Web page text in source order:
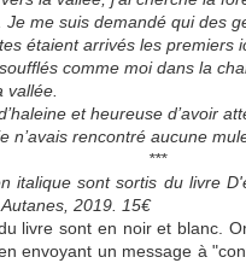
Je me suis demandé qui des
étaient arrivés les premiers
comme moi dans la
vallée.
et heureuse d’avoir
n’avais rencontré aucune
***
italique sont sortis du livre
2019. 15€
livre sont en noir et blanc.
envoyant un message à